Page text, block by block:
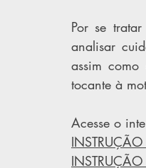
Por se
analisar
assim como
tocante à
Acesse o